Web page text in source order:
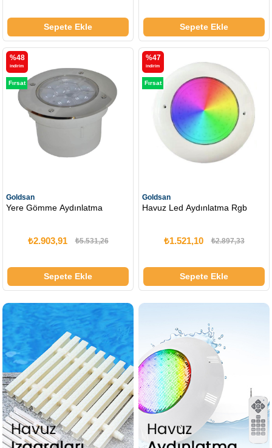
Sepete Ekle Sepete Ekle
Goldsan
Yere Gömme Aydınlatma
₺2.903,91 ₺5.531,26
Sepete Ekle
%48
i̇ndirim
Fırsat
Ürünü
Goldsan
Havuz Led Aydınlatma Rgb
₺1.521,10 ₺2.897,33
Sepete Ekle
%47
i̇ndirim
Fırsat